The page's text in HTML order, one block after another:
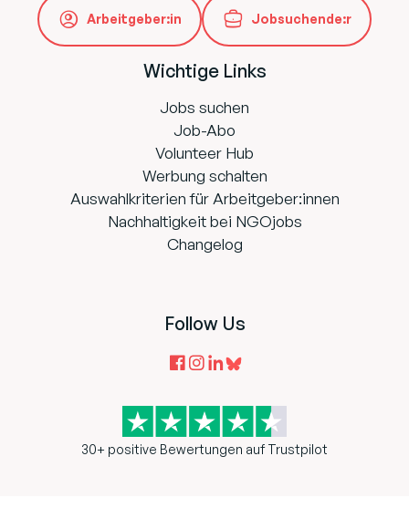
Arbeitgeber:in Jobsuchende:r
Wichtige Links
Jobs suchen
Job-Abo
Volunteer Hub
Werbung schalten
Auswahlkriterien für Arbeitgeber:innen
Nachhaltigkeit bei NGOjobs
Changelog
Follow Us
30+ positive Bewertungen auf Trustpilot